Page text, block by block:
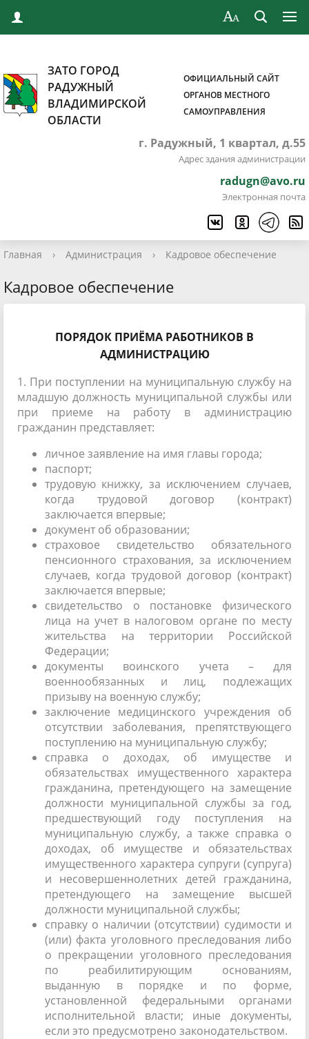
ЗАТО ГОРОД
РАДУЖНЫЙ
ВЛАДИМИРСКОЙ
ОБЛАСТИ
ОФИЦИАЛЬНЫЙ САЙТ
ОРГАНОВ МЕСТНОГО
САМОУПРАВЛЕНИЯ
г. Радужный, 1 квартал, д.55
Адрес здания администрации
radugn@avo.ru
Электронная почта
Главная › Администрация › Кадровое обеспечение
Кадровое обеспечение
ПОРЯДОК ПРИЁМА РАБОТНИКОВ В
АДМИНИСТРАЦИЮ
1. При поступлении на муниципальную службу на
младшую должность муниципальной службы или
при приеме на работу в администрацию
гражданин представляет:
личное заявление на имя главы города;
паспорт;
трудовую книжку, за исключением случаев,
когда трудовой договор (контракт)
заключается впервые;
документ об образовании;
страховое свидетельство обязательного
пенсионного страхования, за исключением
случаев, когда трудовой договор (контракт)
заключается впервые;
свидетельство о постановке физического
лица на учет в налоговом органе по месту
жительства на территории Российской
Федерации;
документы воинского учета – для
военнообязанных и лиц, подлежащих
призыву на военную службу;
заключение медицинского учреждения об
отсутствии заболевания, препятствующего
поступлению на муниципальную службу;
справка о доходах, об имуществе и
обязательствах имущественного характера
гражданина, претендующего на замещение
должности муниципальной службы за год,
предшествующий году поступления на
муниципальную службу, а также справка о
доходах, об имуществе и обязательствах
имущественного характера супруги (супруга)
и несовершеннолетних детей гражданина,
претендующего на замещение высшей
должности муниципальной службы;
справку о наличии (отсутствии) судимости и
(или) факта уголовного преследования либо
о прекращении уголовного преследования
по реабилитирующим основаниям,
выданную в порядке и по форме,
установленной федеральными органами
исполнительной власти; иные документы,
если это предусмотрено законодательством.